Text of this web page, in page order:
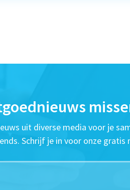
uit diverse media voor je
Schrijf je in voor onze gratis